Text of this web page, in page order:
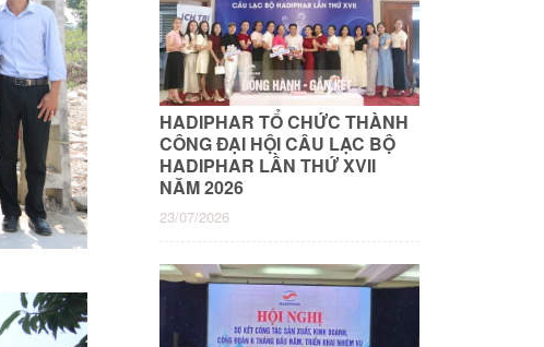
HADIPHAR TỔ CHỨC THÀNH
CÔNG ĐẠI HỘI CÂU LẠC BỘ
HADIPHAR LẦN THỨ XVII
NĂM 2026
23/07/2026